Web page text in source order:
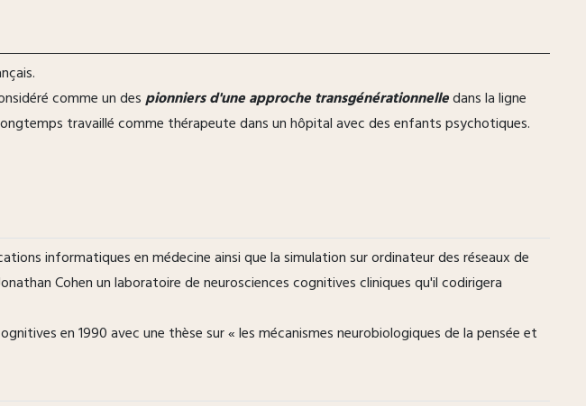
comme un despionniers d'une approche transgénérationnelledans la ligne
travaillé comme thérapeute dans un hôpital avec des enfants psychotiques.
informatiques en médecine ainsi que la simulation sur ordinateur des réseaux de
Cohen un laboratoire de neurosciences cognitives cliniques qu'il codirigera
en 1990 avec une thèse sur « les mécanismes neurobiologiques de la pensée et